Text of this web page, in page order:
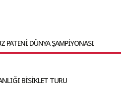
PATENİ DÜNYA ŞAMPİYONASI
BİSİKLET TURU